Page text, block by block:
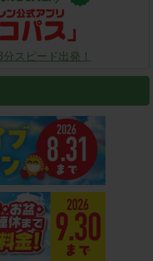
スピード出発！